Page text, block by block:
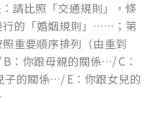
請比照「交通規則」，條
行的「婚姻規則」……；第
重要順序排列（由重到
：你跟母親的關係…/ C：
的關係…/ E：你跟女兒的